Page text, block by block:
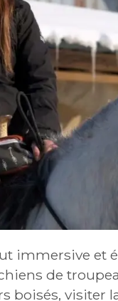
immersive et
de
boisés, visiter